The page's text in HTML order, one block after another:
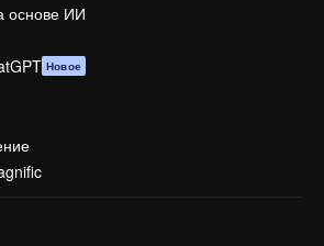
основе ИИ
Новое